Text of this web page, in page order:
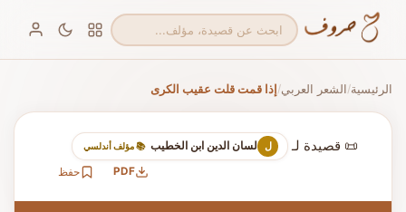
الرئيسية/الشعر العربي/إذا قمت قلت عقيب الكرى
📜 قصيدة لـ ل لسان الدين ابن الخطيب 📚 مؤلف أندلسي
PDF حفظ